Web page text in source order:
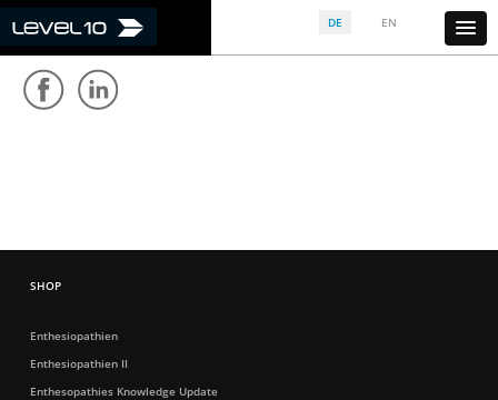
DE EN
Folgen Sie uns auf:
Enthesiopathien
Enthesiopathien II
Enthesopathies Knowledge Update